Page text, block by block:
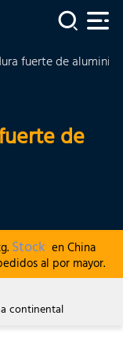
fuerte de aluminio
de
Stock en China
al por mayor.
continental